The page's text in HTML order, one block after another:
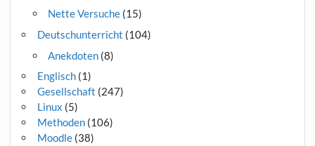
Nette Versuche(15)
Deutschunterricht (104)
Anekdoten(8)
Englisch(1)
Gesellschaft (247)
Linux (5)
Methoden(106)
Moodle(38)